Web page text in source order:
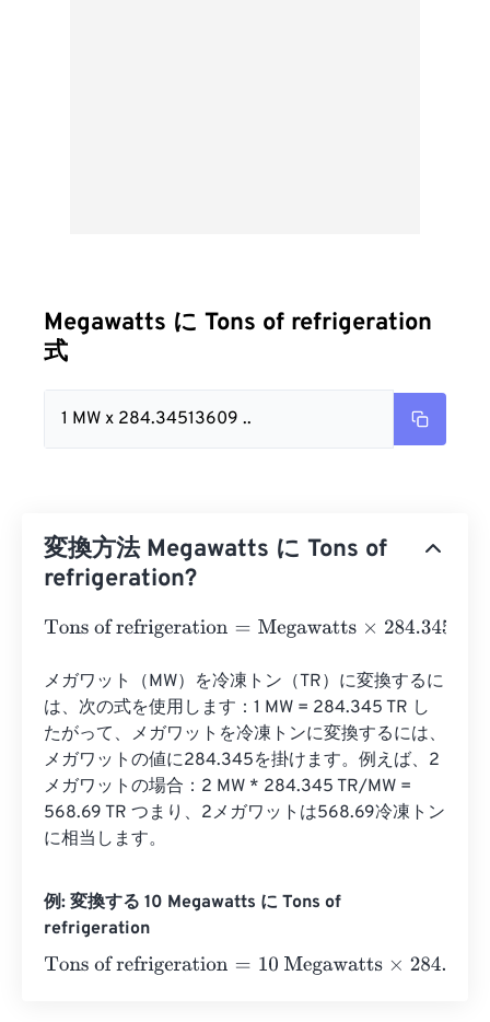
Megawatts に Tons of refrigeration
式
1 MW x 284.34513609 ..
変換方法 Megawatts に Tons of
refrigeration?
Tons of refrigeration=Megawatts×284.34513609
メガワット（MW）を冷凍トン（TR）に変換するに
は、次の式を使用します：1 MW = 284.345 TR し
たがって、メガワットを冷凍トンに変換するには、
メガワットの値に284.345を掛けます。例えば、2
メガワットの場合：2 MW * 284.345 TR/MW =
568.69 TR つまり、2メガワットは568.69冷凍トン
に相当します。
例: 変換する 10 Megawatts に Tons of
refrigeration
Tons of refrigeration=10 Megawatts×284.34513609